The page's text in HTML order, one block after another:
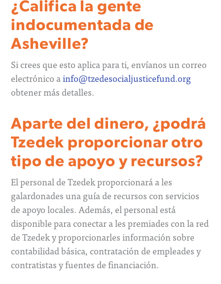
¿Califica la gente
indocumentada de
Asheville?
Si crees que esto aplica para ti, envíanos un correo
electrónico ainfo@tzedesocialjusticefund.org
obtener más detalles.
Aparte del dinero, ¿podrá
Tzedek proporcionar otro
tipo de apoyo y recursos?
El personal de Tzedek proporcionará a les
galardonades una guía de recursos con servicios
de apoyo locales. Además, el personal está
disponible para conectar a les premiades con la red
de Tzedek y proporcionarles información sobre
contabilidad básica, contratación de empleades y
contratistas y fuentes de financiación.